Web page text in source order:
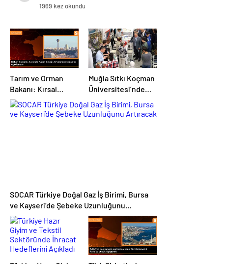
1969 kez okundu
Tarım ve Orman
Bakanı: Kırsal
kalkınmada
gençlere ve
Muğla Sıtkı Koçman
Üniversitesi’nde
Turizm Sektörü ve
Öğrenciler Buluştu
SOCAR Türkiye Doğal Gaz İş Birimi, Bursa
ve Kayseri’de Şebeke Uzunluğunu
Artıracak